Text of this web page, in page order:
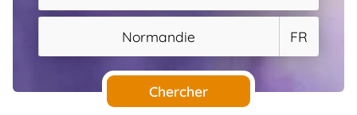
Éleveurs
Étalons
Normandie FR
Chercher